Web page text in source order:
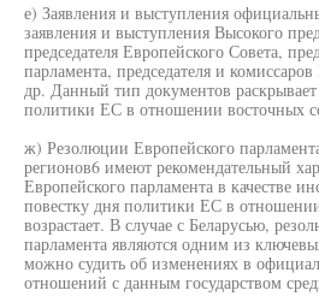
е) Заявления и выступления
заявления и выступления Высокого
председателя Европейского Совета,
парламента, председателя и
др. Данный тип документов
политики ЕС в отношении восточных
ж) Резолюции Европейского
регионов6 имеют рекомендательный
Европейского парламента в качестве
повестку дня политики ЕС в
возрастает. В случае с Беларусью,
парламента являются одним из
можно судить об изменениях в
отношений с данным государством